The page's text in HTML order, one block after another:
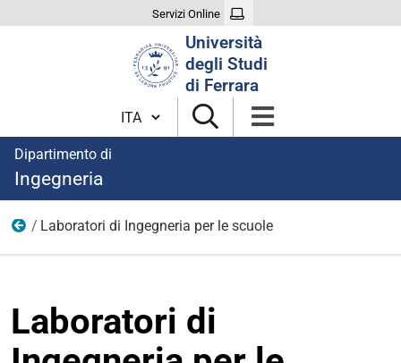
Servizi Online
Università
degli Studi
di Ferrara
Cambia lingua
Dipartimento di
Ingegneria
Orientamento
Laboratori di Ingegneria per le scuole
Laboratori di